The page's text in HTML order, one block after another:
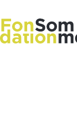
to
content